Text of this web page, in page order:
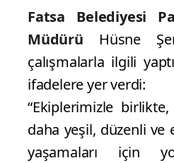
Fatsa Belediyesi
Müdürü Hüsne
çalışmalarla ilgili
ifadelere yer verdi:
“Ekiplerimizle birlikte,
daha yeşil, düzenli ve
yaşamaları için